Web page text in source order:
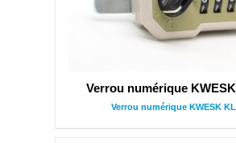
Verrou numérique
Verrou numérique KWESK